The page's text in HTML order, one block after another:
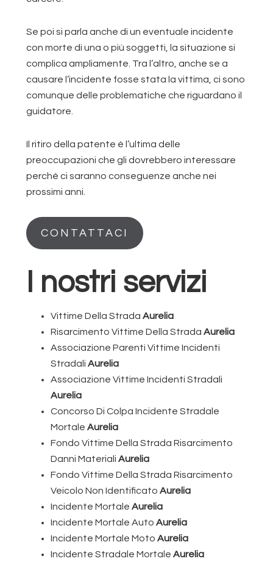
Se poi si parla anche di un eventuale incidente
con morte di una o più soggetti, la situazione si
complica ampliamente. Tra l’altro, anche se a
causare l’incidente fosse stata la vittima, ci sono
comunque delle problematiche che riguardano il
guidatore.
Il ritiro della patente è l’ultima delle
preoccupazioni che gli dovrebbero interessare
perché ci saranno conseguenze anche nei
prossimi anni.
CONTATTACI
I nostri servizi
Vittime Della StradaAurelia
Risarcimento Vittime Della StradaAurelia
Associazione Parenti Vittime Incidenti
StradaliAurelia
Associazione Vittime Incidenti Stradali
Aurelia
Concorso Di Colpa Incidente Stradale
MortaleAurelia
Fondo Vittime Della Strada Risarcimento
Danni MaterialiAurelia
Fondo Vittime Della Strada Risarcimento
Veicolo Non IdentificatoAurelia
Incidente MortaleAurelia
Incidente Mortale AutoAurelia
Incidente Mortale MotoAurelia
Incidente Stradale MortaleAurelia